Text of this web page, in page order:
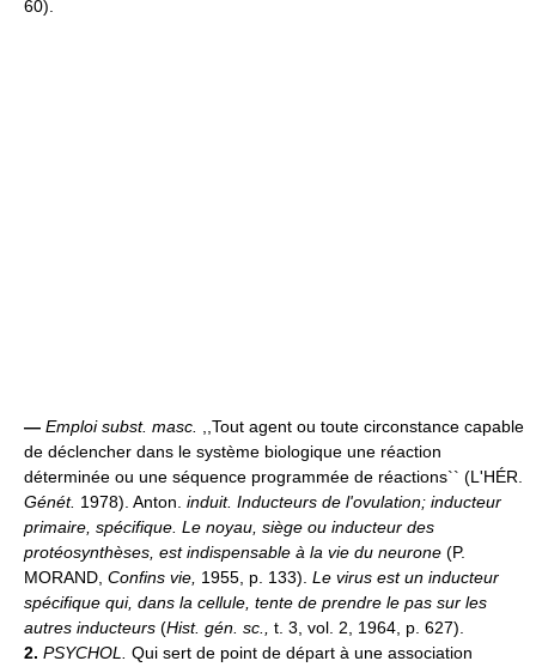
60).
— Emploi subst. masc.
,,Tout agent ou toute circonstance capable
de déclencher dans le système biologique une réaction
déterminée ou une séquence programmée de réactions`` (L'HÉR.
Génét. 1978). Anton. induit. Inducteurs de l'ovulation; inducteur
primaire, spécifique. Le noyau, siège ou inducteur des
protéosynthèses, est indispensable à la vie du neurone (P.
MORAND, Confins vie, 1955, p. 133). Le virus est un inducteur
spécifique qui, dans la cellule, tente de prendre le pas sur les
autres inducteurs (Hist. gén. sc., t. 3, vol. 2, 1964, p. 627).
2. PSYCHOL. Qui sert de point de départ à une association